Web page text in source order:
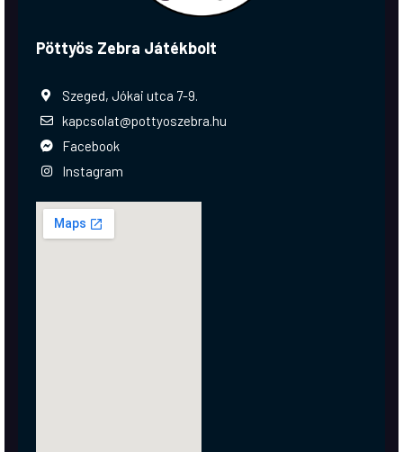
Pöttyös Zebra Játékbolt
Szeged, Jókai utca 7-9.
kapcsolat@pottyoszebra.hu
Facebook
Instagram